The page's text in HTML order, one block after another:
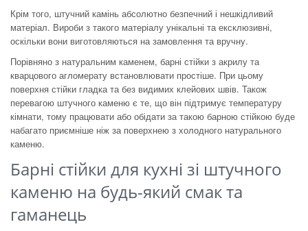
Крім того, штучний камінь абсолютно безпечний і нешкідливий
матеріал. Вироби з такого матеріалу унікальні та ексклюзивні,
оскільки вони виготовляються на замовлення та вручну.
Порівняно з натуральним каменем, барні стійки з акрилу та
кварцового агломерату встановлювати простіше. При цьому
поверхня стійки гладка та без видимих ​​клейових швів. Також
перевагою штучного каменю є те, що він підтримує температуру
кімнати, тому працювати або обідати за такою барною стійкою буде
набагато приємніше ніж за поверхнею з холодного натурального
каменю.
Барні стійки для кухні зі штучного
каменю на будь-який смак та
гаманець